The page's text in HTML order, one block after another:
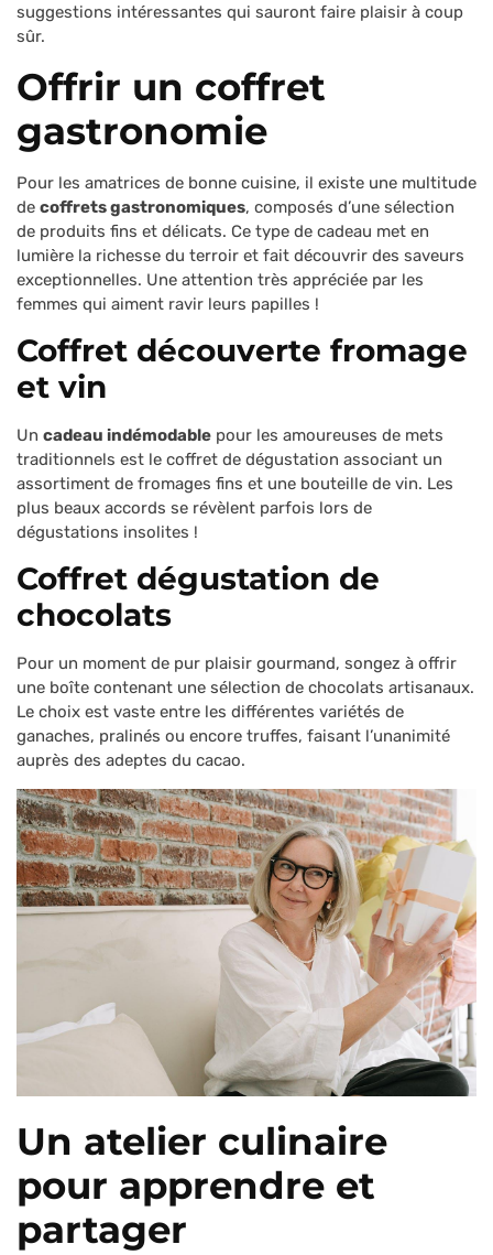
suggestions intéressantes qui sauront faire plaisir à coup
sûr.
Offrir un coffret
gastronomie
Pour les amatrices de bonne cuisine, il existe une multitude
de coffrets gastronomiques, composés d’une sélection
de produits fins et délicats. Ce type de cadeau met en
lumière la richesse du terroir et fait découvrir des saveurs
exceptionnelles. Une attention très appréciée par les
femmes qui aiment ravir leurs papilles !
Coffret découverte fromage
et vin
Un cadeau indémodable pour les amoureuses de mets
traditionnels est le coffret de dégustation associant un
assortiment de fromages fins et une bouteille de vin. Les
plus beaux accords se révèlent parfois lors de
dégustations insolites !
Coffret dégustation de
chocolats
Pour un moment de pur plaisir gourmand, songez à offrir
une boîte contenant une sélection de chocolats artisanaux.
Le choix est vaste entre les différentes variétés de
ganaches, pralinés ou encore truffes, faisant l’unanimité
auprès des adeptes du cacao.
Un atelier culinaire
pour apprendre et
partager